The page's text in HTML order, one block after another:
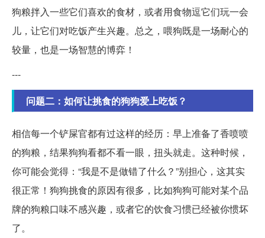
狗粮拌入一些它们喜欢的食材，或者用食物逗它们玩一会
儿，让它们对吃饭产生兴趣。总之，喂狗既是一场耐心的
较量，也是一场智慧的博弈！
---
问题二：如何让挑食的狗狗爱上吃饭？
相信每一个铲屎官都有过这样的经历：早上准备了香喷喷
的狗粮，结果狗狗看都不看一眼，扭头就走。这种时候，
你可能会觉得：“我是不是做错了什么？”别担心，这其实
很正常！狗狗挑食的原因有很多，比如狗狗可能对某个品
牌的狗粮口味不感兴趣，或者它的饮食习惯已经被你惯坏
了。